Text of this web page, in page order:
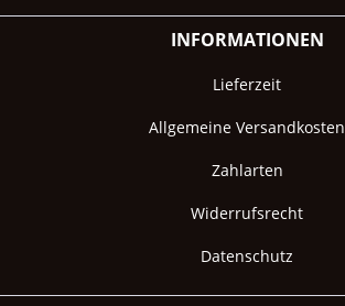
INFORMATIONEN
Lieferzeit
Allgemeine Versandkosten
Zahlarten
Widerrufsrecht
Datenschutz